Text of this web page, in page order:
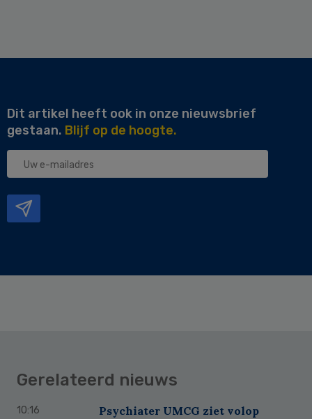
Dit artikel heeft ook in onze nieuwsbrief
gestaan. Blijf op de hoogte.
Uw
Gerelateerd nieuws
10:16
Psychiater UMCG ziet volop